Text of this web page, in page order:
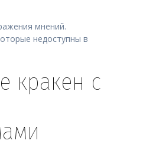
мнений.
недоступны в
кракен с